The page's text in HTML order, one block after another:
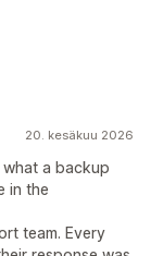
20. kesäkuu 2026
a backup
in the
team. Every